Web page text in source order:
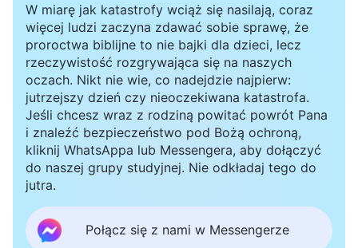
W miarę jak katastrofy wciąż się nasilają, coraz
więcej ludzi zaczyna zdawać sobie sprawę, że
proroctwa biblijne to nie bajki dla dzieci, lecz
rzeczywistość rozgrywająca się na naszych
oczach. Nikt nie wie, co nadejdzie najpierw:
jutrzejszy dzień czy nieoczekiwana katastrofa.
Jeśli chcesz wraz z rodziną powitać powrót Pana
i znaleźć bezpieczeństwo pod Bożą ochroną,
kliknij WhatsAppa lub Messengera, aby dołączyć
do naszej grupy studyjnej. Nie odkładaj tego do
jutra.
Połącz się z nami w Messengerze